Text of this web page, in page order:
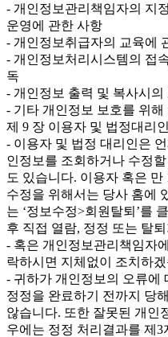
- 개인정보관리책임자의 지
운영에 관한 사항
- 개인정보취급자의 교육에
- 개인정보처리시스템의 접
독
- 개인정보 출력 및 복사시의
- 기타 개인정보 보호를 위해
제 9 장 이용자 및 법정대리
- 이용자 및 법정 대리인은
인정보를 조회하거나 수정
도 있습니다. 이용자 혹은
수정을 위해서는 당사 홈에
는 ‘정보수정>회원탈퇴’를
후 직접 열람, 정정 또는 탈
- 혹은 개인정보관리책임자
락하시면 지체없이 조치하
- 귀하가 개인정보의 오류에
정정을 완료하기 전까지 당
않습니다. 또한 잘못된 개인
우에는 정정 처리결과를 제